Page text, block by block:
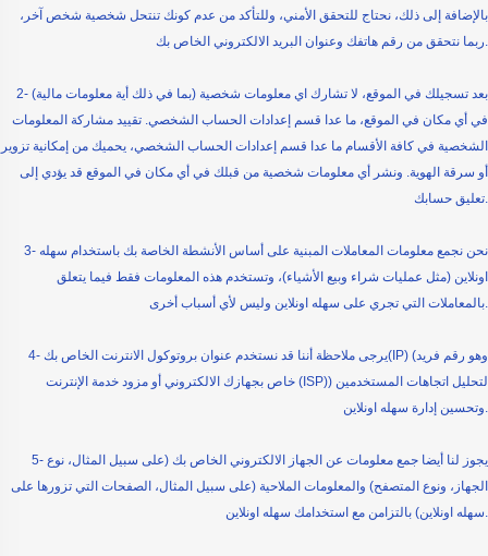
بالإضافة إلى ذلك، نحتاج للتحقق الأمني، وللتأكد من عدم كونك تنتحل شخصية شخص آخر،
ربما نتحقق من رقم هاتفك وعنوان البريد الالكتروني الخاص بك.
2- بعد تسجيلك في الموقع، لا تشارك اي معلومات شخصية (بما في ذلك أية معلومات مالية)
في أي مكان في الموقع، ما عدا قسم إعدادات الحساب الشخصي. تقييد مشاركة المعلومات
الشخصية في كافة الأقسام ما عدا قسم إعدادات الحساب الشخصي، يحميك من إمكانية تزوير
أو سرقة الهوية. ونشر أي معلومات شخصية من قبلك في أي مكان في الموقع قد يؤدي إلى
تعليق حسابك.
3- نحن نجمع معلومات المعاملات المبنية على أساس الأنشطة الخاصة بك باستخدام سهله
اونلاين (مثل عمليات شراء وبيع الأشياء)، وتستخدم هذه المعلومات فقط فيما يتعلق
بالمعاملات التي تجري على سهله اونلاين وليس لأي أسباب أخرى.
4- يرجى ملاحظة أننا قد نستخدم عنوان بروتوكول الانترنت الخاص بك(IP) (وهو رقم فريد
خاص بجهازك الالكتروني أو مزود خدمة الإنترنت (ISP)) لتحليل اتجاهات المستخدمين
وتحسين إدارة سهله اونلاين.
5- يجوز لنا أيضا جمع معلومات عن الجهاز الالكتروني الخاص بك (على سبيل المثال، نوع
الجهاز، ونوع المتصفح) والمعلومات الملاحية (على سبيل المثال، الصفحات التي تزورها على
سهله اونلاين) بالتزامن مع استخدامك سهله اونلاين.